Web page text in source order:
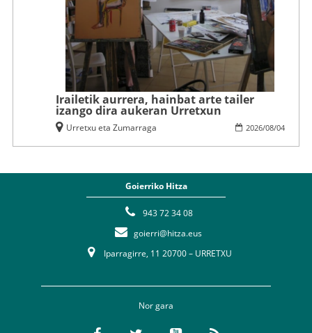
Irailetik aurrera, hainbat arte tailer
izango dira aukeran Urretxun
2026/08/04
Urretxu eta Zumarraga
Goierriko Hitza
943 72 34 08
goierri@hitza.eus
Iparragirre, 11 20700 – URRETXU
Nor gara